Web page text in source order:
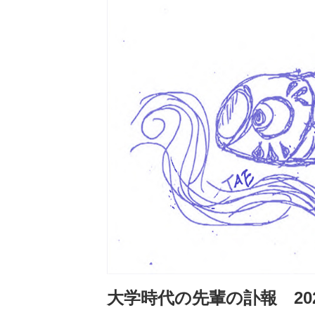
大学時代の先輩の訃報